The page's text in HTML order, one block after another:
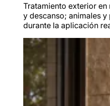
Tratamiento exterior
y descanso; animales
durante la aplicación